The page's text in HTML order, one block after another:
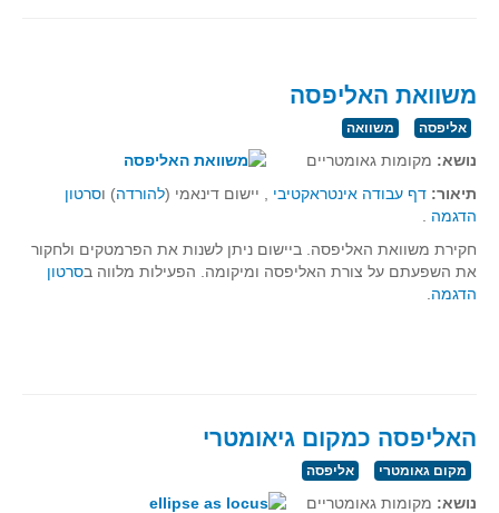
משוואת האליפסה
אליפסה משוואה
נושא: מקומות גאומטריים
תיאור: דף עבודה אינטראקטיבי , יישום דינאמי (להורדה) וסרטון
הדגמה
חקירת משוואת האליפסה. ביישום ניתן לשנות את הפרמטקים ולחקור
את השפעתם על צורת האליפסה ומיקומה. הפעילות מלווה בסרטון
הדגמה
האליפסה כמקום גיאומטרי
מקום גאומטרי אליפסה
נושא: מקומות גאומטריים